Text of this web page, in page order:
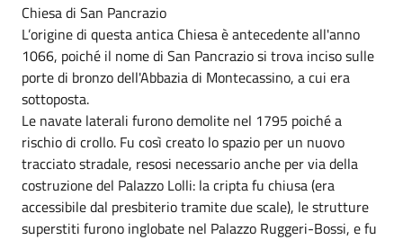
Chiesa di San Pancrazio
L’origine di questa antica Chiesa è antecedente all'anno
1066, poiché il nome di San Pancrazio si trova inciso sulle
porte di bronzo dell'Abbazia di Montecassino, a cui era
sottoposta.
Le navate laterali furono demolite nel 1795 poiché a
rischio di crollo. Fu così creato lo spazio per un nuovo
tracciato stradale, resosi necessario anche per via della
costruzione del Palazzo Lolli: la cripta fu chiusa (era
accessibile dal presbiterio tramite due scale), le strutture
superstiti furono inglobate nel Palazzo Ruggeri-Bossi, e fu